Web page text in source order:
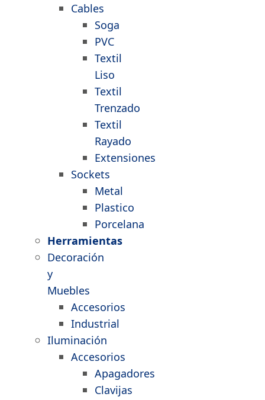
Cables
Soga
PVC
Textil
Liso
Textil
Trenzado
Textil
Rayado
Extensiones
Sockets
Metal
Plastico
Porcelana
Herramientas
Decoración
y
Muebles
Accesorios
Industrial
Iluminación
Accesorios
Apagadores
Clavijas